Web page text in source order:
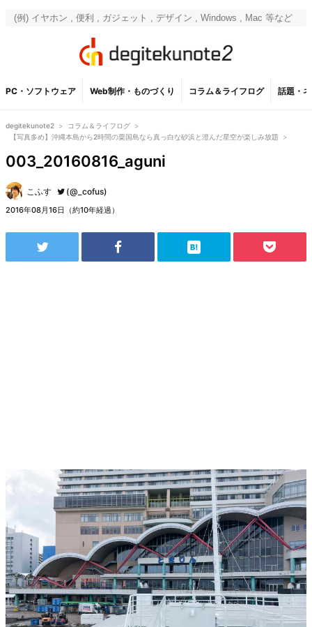
PC・ソフトウェア Web制作・ものづくり コラム＆ライフログ 話題・
degitekunote2 > コラム＆ライフログ >
【写真多め】沖縄本島から2時間の粟国島なら真っ白な砂浜と澄んだ星空が楽しみ放題
>
003_20160816_aguni
こふす (@_cofus)
2016年08月16日（約10年経過）